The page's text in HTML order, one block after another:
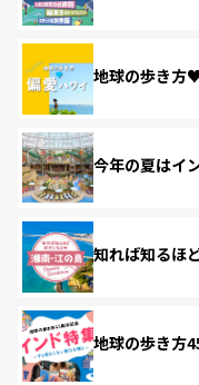
地球の歩き方
今年の夏はイ
知れば知るほ
地球の歩き方